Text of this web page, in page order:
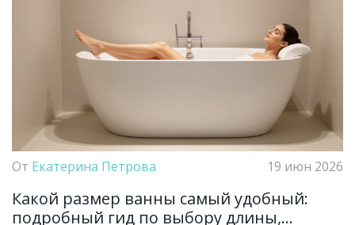
От Екатерина Петрова 19 июн 2026
Какой размер ванны самый удобный:
подробный гид по выбору длины,